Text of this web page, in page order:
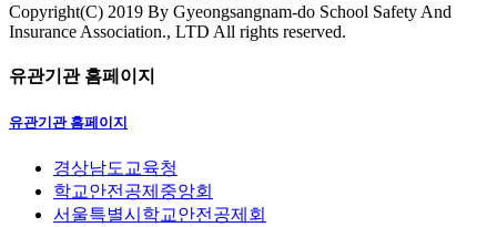
Copyright(C) 2019 By Gyeongsangnam-do School Safety And
Insurance Association., LTD All rights reserved.
유관기관 홈페이지
유관기관 홈페이지
경상남도교육청
학교안전공제중앙회
서울특별시학교안전공제회